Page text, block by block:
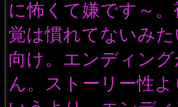
に怖くて嫌です～
覚は慣れてないみ
向け。エンディン
ん。ストーリー性